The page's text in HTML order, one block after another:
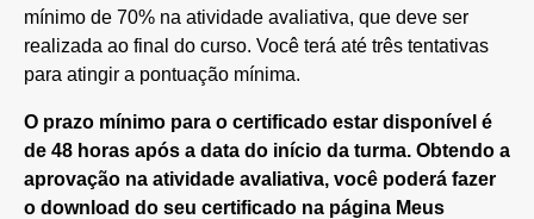
mínimo de 70% na atividade avaliativa, que deve ser
realizada ao final do curso. Você terá até três tentativas
para atingir a pontuação mínima.
O prazo mínimo para o certificado estar disponível é
de 48 horas após a data do início da turma. Obtendo a
aprovação na atividade avaliativa, você poderá fazer
o download do seu certificado na página Meus